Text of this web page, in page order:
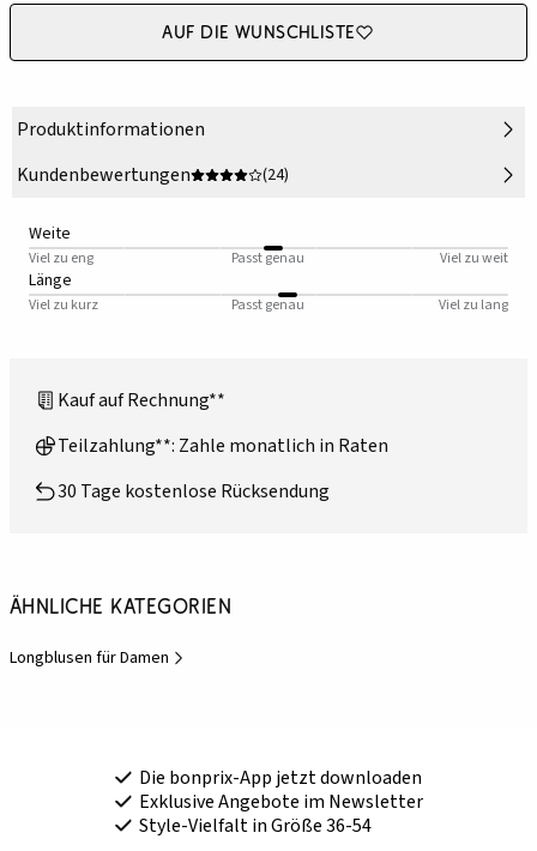
Auf die Wunschliste
Produktinformationen
Kundenbewertungen
(24)
Weite
Viel zu eng Passt genau Viel zu weit
Länge
Viel zu kurz Passt genau Viel zu lang
Kauf auf Rechnung**
Teilzahlung**: Zahle monatlich in Raten
30 Tage kostenlose Rücksendung
Ähnliche Kategorien
Longblusen für Damen
Die bonprix-App jetzt downloaden
Exklusive Angebote im Newsletter
Style-Vielfalt in Größe 36-54